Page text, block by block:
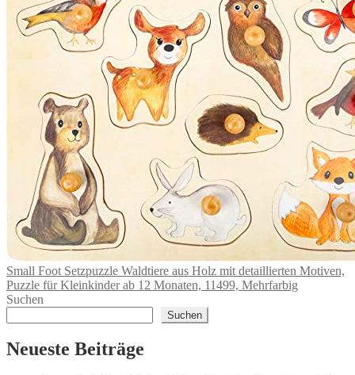
Small Foot Setzpuzzle Waldtiere aus Holz mit detaillierten Motiven,
Puzzle für Kleinkinder ab 12 Monaten, 11499, Mehrfarbig
Suchen
Suchen
Neueste Beiträge